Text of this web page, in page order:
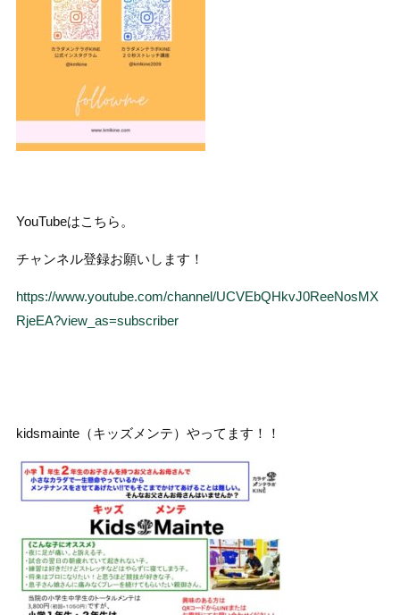
YouTubeはこちら。
チャンネル登録お願いします！
https://www.youtube.com/channel/UCVEbQHkvJ0ReeNosMX
RjeEA?view_as=subscriber
kidsmainte（キッズメンテ）やってます！！